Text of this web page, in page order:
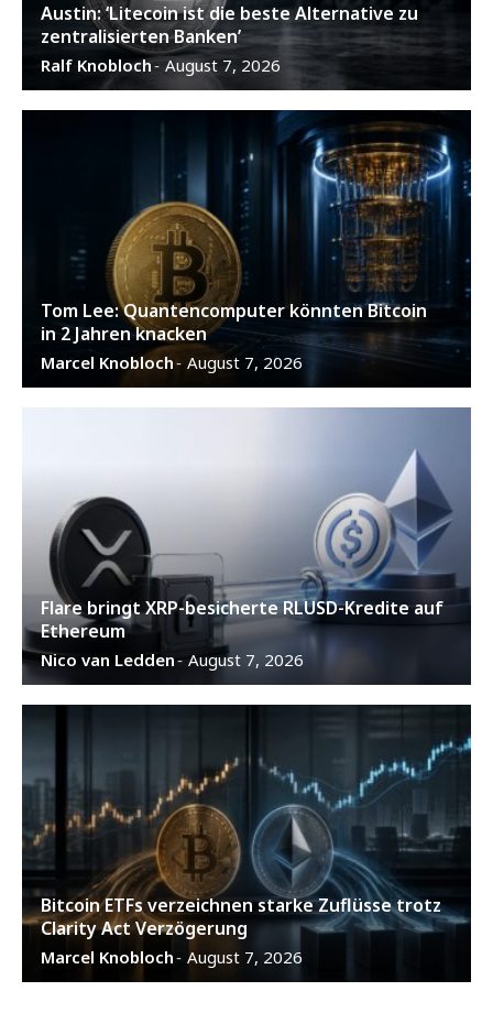
Austin: ‘Litecoin ist die beste Alternative zu
zentralisierten Banken’
Ralf Knobloch- August 7, 2026
Tom Lee: Quantencomputer könnten Bitcoin
in 2 Jahren knacken
Marcel Knobloch- August 7, 2026
Flare bringt XRP-besicherte RLUSD-Kredite auf
Ethereum
Nico van Ledden- August 7, 2026
Bitcoin ETFs verzeichnen starke Zuflüsse trotz
Clarity Act Verzögerung
Marcel Knobloch- August 7, 2026